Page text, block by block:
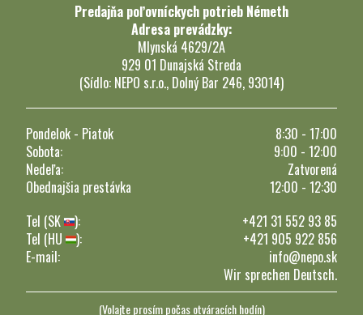
Predajňa poľovníckych potrieb Németh
Adresa prevádzky:
Mlynská 4629/2A
929 01 Dunajská Streda
(Sídlo: NEPO s.r.o., Dolný Bar 246, 93014)
Pondelok - Piatok
8:30 - 17:00
Sobota:
9:00 - 12:00
Nedeľa:
Zatvorená
Obednajšia prestávka
12:00 - 12:30
Tel (SK
):
+421 31 552 93 85
Tel (HU
):
+421 905 922 856
E-mail:
info@nepo.sk
Wir sprechen Deutsch.
(Volajte prosím počas otváracích hodín)